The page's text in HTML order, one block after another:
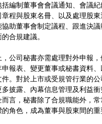
編制董事會會議通知、會議紀
章程與股東名冊、以及處理股
協助董事會制定議程、跟進決
合規建議。
，公司秘書亦需處理對外申報
申報表、變更董事或秘書資料
件。對於上市或受規管行業的
多披露、內幕信息管理及利益
而言，秘書除了合規職能外，
角色，成為董事與股東間的重